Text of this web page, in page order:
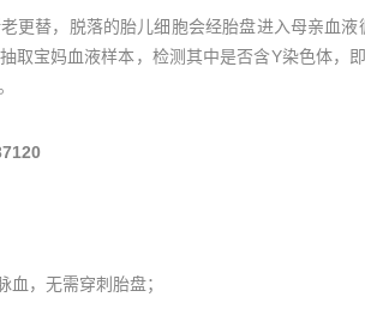
替，脱落的胎儿细胞会经胎盘进入母亲血液
取宝妈血液样本，检测其中是否含Y染色体
，无需穿刺胎盘；